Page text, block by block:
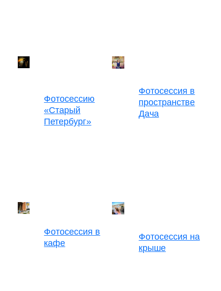
Фотосессию
«Старый
Петербург»
Фотосессия в
пространстве
Дача
Фотосессия в
кафе
Фотосессия на
крыше